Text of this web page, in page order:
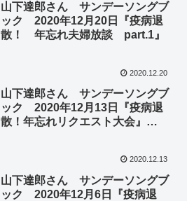
山下達郎さん サンデーソングブ
ック 2020年12月20日『疫病退
散！ 年忘れ夫婦放談 part.1』
2020.12.20
山下達郎さん サンデーソングブ
ック 2020年12月13日『疫病退
散！年忘れリクエスト大会』
2020.12.13
山下達郎さん サンデーソングブ
ック 2020年12月6日『疫病退